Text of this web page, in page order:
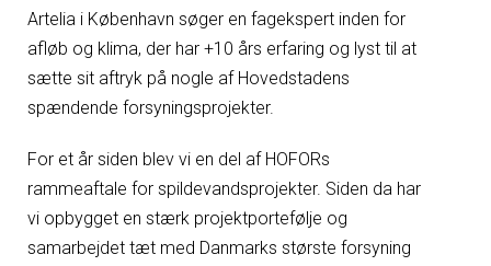
Artelia i København søger en fagekspert inden for
afløb og klima, der har +10 års erfaring og lyst til at
sætte sit aftryk på nogle af Hovedstadens
spændende forsyningsprojekter.
For et år siden blev vi en del af HOFORs
rammeaftale for spildevandsprojekter. Siden da har
vi opbygget en stærk projektportefølje og
samarbejdet tæt med Danmarks største forsyning